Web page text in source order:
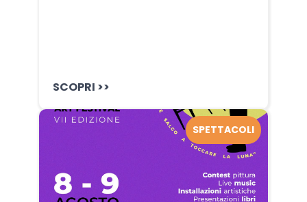
SCOPRI >>
SPETTACOLI